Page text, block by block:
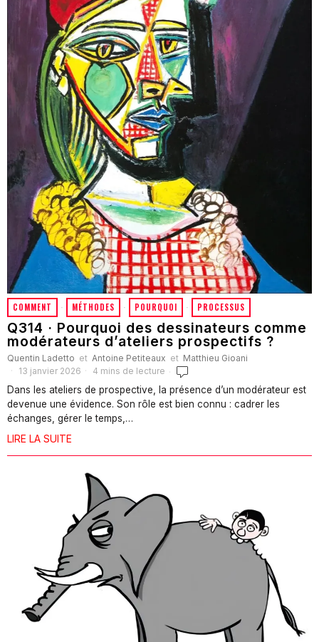
COMMENT · MÉTHODES · POURQUOI · PROCESSUS
Q314 · Pourquoi des dessinateurs comme
modérateurs d’ateliers prospectifs ?
Quentin Ladetto et Antoine Petiteaux et Matthieu Gioani
13 janvier 2026
4 mins de lecture
Dans les ateliers de prospective, la présence d’un modérateur est
devenue une évidence. Son rôle est bien connu : cadrer les
échanges, gérer le temps,…
LIRE LA SUITE